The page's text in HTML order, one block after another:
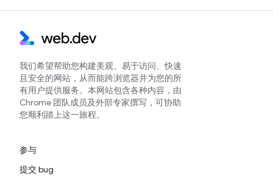
我们希望帮助您构建美观、易于访问、快速
且安全的网站，从而能跨浏览器并为您的所
有用户提供服务。本网站包含各种内容，由
Chrome 团队成员及外部专家撰写，可协助
您顺利踏上这一旅程。
参与
提交 bug